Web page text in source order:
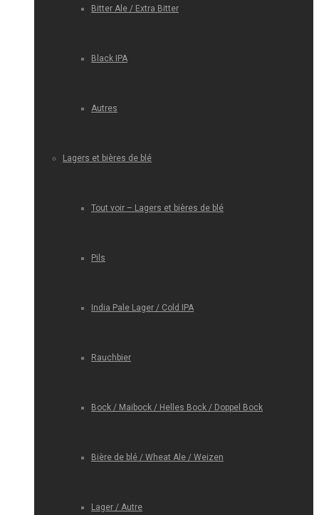
Bitter Ale / Extra Bitter
Black IPA
Autres
Lagers et bières de blé
Tout voir – Lagers et bières de blé
Pils
India Pale Lager / Cold IPA
Rauchbier
Bock / Maibock / Helles Bock / Doppel Bock
Bière de blé / Wheat Ale / Weizen
Lager / Autre